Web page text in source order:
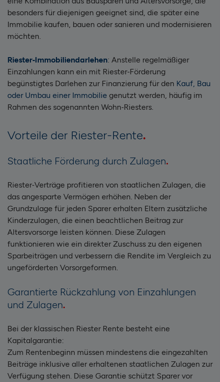
besonders für diejenigen geeignet sind, die später eine
Immobilie kaufen, bauen oder sanieren und modernisieren
möchten.
Riester‑Immobiliendarlehen: Anstelle regelmäßiger
Einzahlungen kann ein mit Riester‑Förderung
begünstigtes Darlehen zur Finanzierung für den Kauf, Bau
oder Umbau einer Immobilie genutzt werden, häufig im
Rahmen des sogenannten Wohn‑Riesters.
Vorteile der Riester-Rente
Staatliche Förderung durch Zulagen
Riester‑Verträge profitieren von staatlichen Zulagen, die
das angesparte Vermögen erhöhen. Neben der
Grundzulage für jeden Sparer erhalten Eltern zusätzliche
Kinderzulagen, die einen beachtlichen Beitrag zur
Altersvorsorge leisten können. Diese Zulagen
funktionieren wie ein direkter Zuschuss zu den eigenen
Sparbeiträgen und verbessern die Rendite im Vergleich zu
ungeförderten Vorsorgeformen.
Garantierte Rückzahlung von Einzahlungen
und Zulagen
Bei der klassischen Riester Rente besteht eine
Kapitalgarantie:
Zum Rentenbeginn müssen mindestens die eingezahlten
Beiträge inklusive aller erhaltenen staatlichen Zulagen zur
Verfügung stehen. Diese Garantie schützt Sparer vor